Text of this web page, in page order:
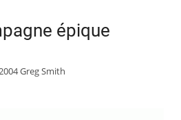
épique
Greg Smith